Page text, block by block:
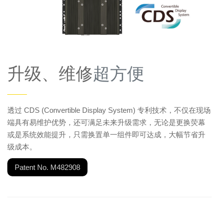
升级、维修超方便
——
透过 CDS (Convertible Display System) 专利技术，不仅在现场
端具有易维护优势，还可满足未来升级需求，无论是更换荧幕
或是系统效能提升，只需换置单一组件即可达成，大幅节省升
级成本。
Patent No. M482908